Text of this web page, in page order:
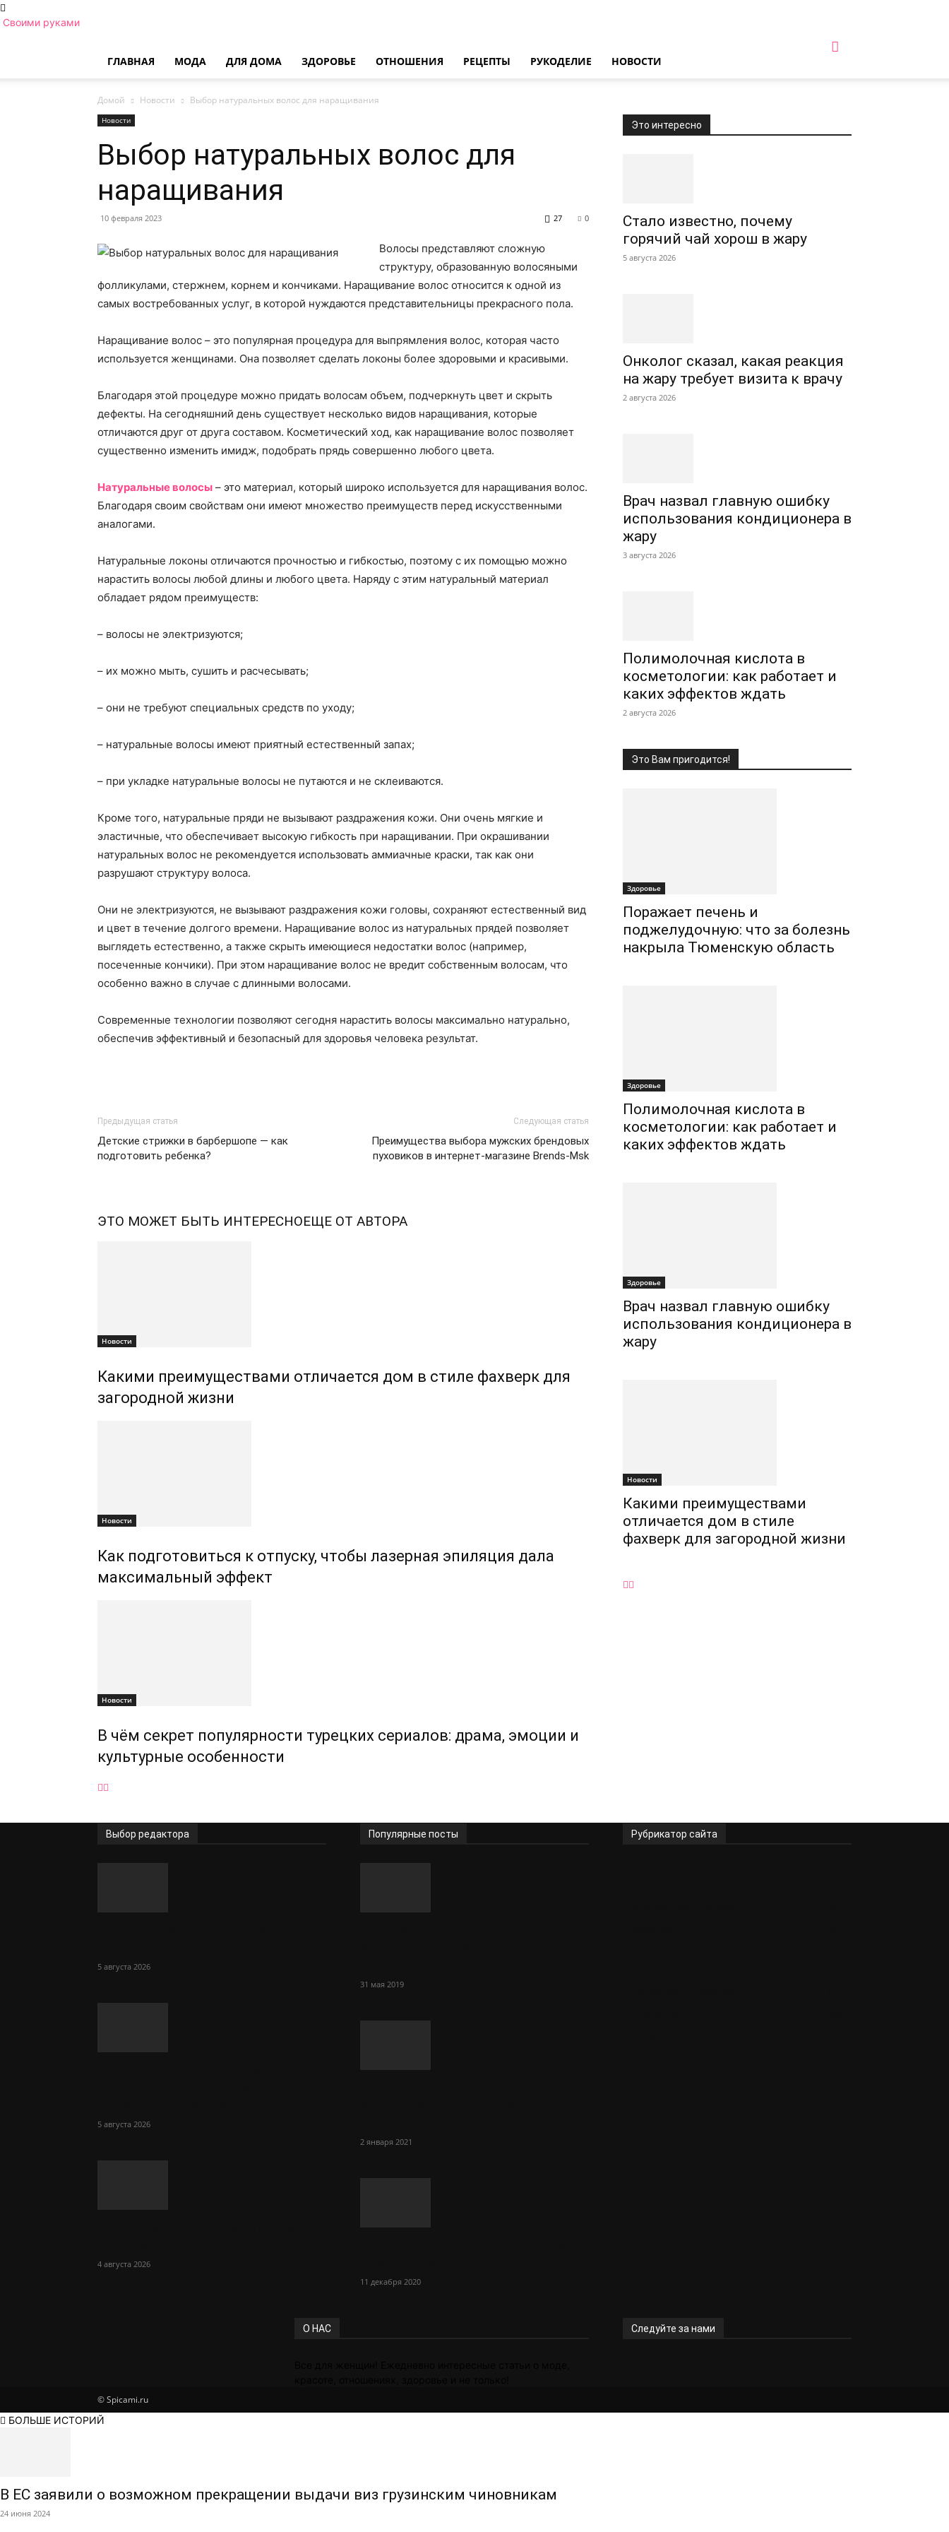
Своими руками
ГЛАВНАЯ МОДА ДЛЯ ДОМА ЗДОРОВЬЕ ОТНОШЕНИЯ РЕЦЕПТЫ РУКОДЕЛИЕ НОВОСТИ
Домой Новости Выбор натуральных волос для наращивания
Новости
Выбор натуральных волос для
наращивания
10 февраля 2023 0
27
Волосы представляют сложную
структуру, образованную волосяными
фолликулами, стержнем, корнем и кончиками. Наращивание волос относится к одной из
самых востребованных услуг, в которой нуждаются представительницы прекрасного пола.
Наращивание волос – это популярная процедура для выпрямления волос, которая часто
используется женщинами. Она позволяет сделать локоны более здоровыми и красивыми.
Благодаря этой процедуре можно придать волосам объем, подчеркнуть цвет и скрыть
дефекты. На сегодняшний день существует несколько видов наращивания, которые
отличаются друг от друга составом. Косметический ход, как наращивание волос позволяет
существенно изменить имидж, подобрать прядь совершенно любого цвета.
Натуральные волосы – это материал, который широко используется для наращивания волос.
Благодаря своим свойствам они имеют множество преимуществ перед искусственными
аналогами.
Натуральные локоны отличаются прочностью и гибкостью, поэтому с их помощью можно
нарастить волосы любой длины и любого цвета. Наряду с этим натуральный материал
обладает рядом преимуществ:
– волосы не электризуются;
– их можно мыть, сушить и расчесывать;
– они не требуют специальных средств по уходу;
– натуральные волосы имеют приятный естественный запах;
– при укладке натуральные волосы не путаются и не склеиваются.
Кроме того, натуральные пряди не вызывают раздражения кожи. Они очень мягкие и
эластичные, что обеспечивает высокую гибкость при наращивании. При окрашивании
натуральных волос не рекомендуется использовать аммиачные краски, так как они
разрушают структуру волоса.
Они не электризуются, не вызывают раздражения кожи головы, сохраняют естественный вид
и цвет в течение долгого времени. Наращивание волос из натуральных прядей позволяет
выглядеть естественно, а также скрыть имеющиеся недостатки волос (например,
посеченные кончики). При этом наращивание волос не вредит собственным волосам, что
особенно важно в случае с длинными волосами.
Современные технологии позволяют сегодня нарастить волосы максимально натурально,
обеспечив эффективный и безопасный для здоровья человека результат.
Предыдущая статья
Детские стрижки в барбершопе — как
подготовить ребенка?
Следующая статья
Преимущества выбора мужских брендовых
пуховиков в интернет-магазине Brends-Msk
ЭТО МОЖЕТ БЫТЬ ИНТЕРЕСНОЕЩЕ ОТ АВТОРА
Новости
Какими преимуществами отличается дом в стиле фахверк для
загородной жизни
Новости
Как подготовиться к отпуску, чтобы лазерная эпиляция дала
максимальный эффект
Новости
В чём секрет популярности турецких сериалов: драма, эмоции и
культурные особенности
Это интересно
Стало известно, почему
горячий чай хорош в жару
5 августа 2026
Онколог сказал, какая реакция
на жару требует визита к врачу
2 августа 2026
Врач назвал главную ошибку
использования кондиционера в
жару
3 августа 2026
Полимолочная кислота в
косметологии: как работает и
каких эффектов ждать
2 августа 2026
Это Вам пригодится!
Здоровье
Поражает печень и
поджелудочную: что за болезнь
накрыла Тюменскую область
Здоровье
Полимолочная кислота в
косметологии: как работает и
каких эффектов ждать
Здоровье
Врач назвал главную ошибку
использования кондиционера в
жару
Новости
Какими преимуществами
отличается дом в стиле
фахверк для загородной жизни
Выбор редактора
5 августа 2026
5 августа 2026
4 августа 2026
Популярные посты
31 мая 2019
2 января 2021
11 декабря 2020
Рубрикатор сайта
О НАС Следуйте за нами
© Spicami.ru
БОЛЬШЕ ИСТОРИЙ
В ЕС заявили о возможном прекращении выдачи виз грузинским чиновникам
24 июня 2024